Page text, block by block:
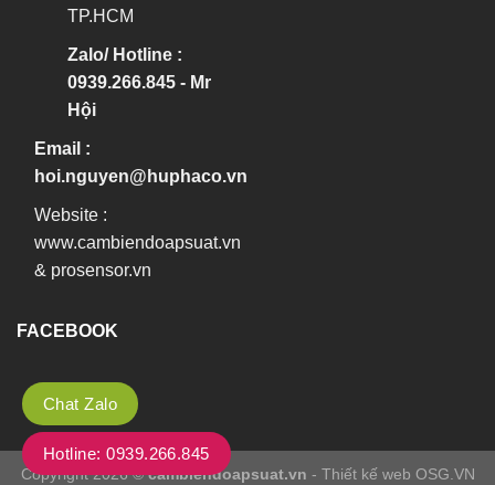
TP.HCM
Zalo/ Hotline :
0939.266.845 - Mr
Hội
Email :
hoi.nguyen@huphaco.vn
Website :
www.cambiendoapsuat.vn
& prosensor.vn
FACEBOOK
Copyright 2026 ©cambiendoapsuat.vn - Thiết kế web OSG.VN
Chat Zalo
Hotline: 0939.266.845